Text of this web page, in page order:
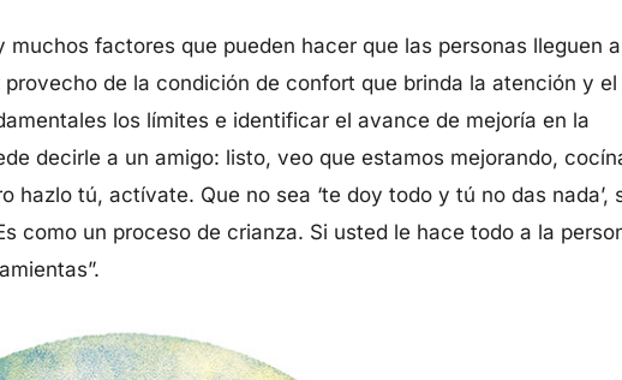
muchos factores que pueden hacer que las personas lleguen
de la condición de confort que brinda la atención y el
los límites e identificar el avance de mejoría en la
decirle a un amigo: listo, veo que estamos mejorando,
hazlo tú, actívate. Que no sea ‘te doy todo y tú no das nada’,
como un proceso de crianza. Si usted le hace todo a la